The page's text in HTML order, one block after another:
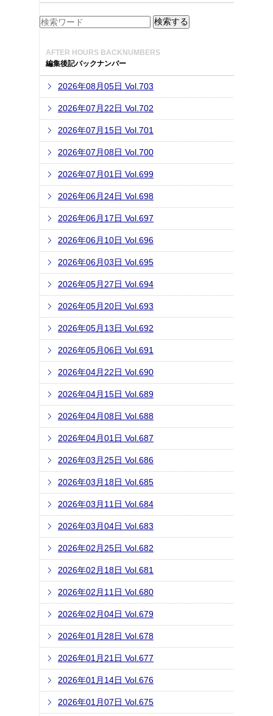
AFTER HOURS BACKNUMBERS
編集後記バックナンバー
2026年08月05日 Vol.703
2026年07月22日 Vol.702
2026年07月15日 Vol.701
2026年07月08日 Vol.700
2026年07月01日 Vol.699
2026年06月24日 Vol.698
2026年06月17日 Vol.697
2026年06月10日 Vol.696
2026年06月03日 Vol.695
2026年05月27日 Vol.694
2026年05月20日 Vol.693
2026年05月13日 Vol.692
2026年05月06日 Vol.691
2026年04月22日 Vol.690
2026年04月15日 Vol.689
2026年04月08日 Vol.688
2026年04月01日 Vol.687
2026年03月25日 Vol.686
2026年03月18日 Vol.685
2026年03月11日 Vol.684
2026年03月04日 Vol.683
2026年02月25日 Vol.682
2026年02月18日 Vol.681
2026年02月11日 Vol.680
2026年02月04日 Vol.679
2026年01月28日 Vol.678
2026年01月21日 Vol.677
2026年01月14日 Vol.676
2026年01月07日 Vol.675